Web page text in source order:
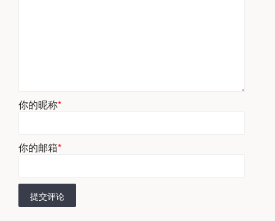
你的昵称*
你的邮箱*
提交评论